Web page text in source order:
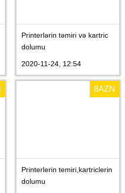
Printerlərin təmiri və kartric
dolumu
2020-11-24, 12:54
8AZN
Printerlerin temiri,kartriclerin
dolumu